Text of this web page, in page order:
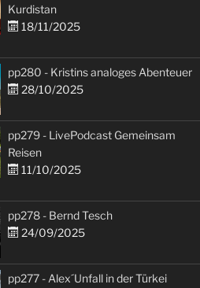
Kurdistan
18/11/2025
pp280 - Kristins analoges Abenteuer
28/10/2025
pp279 - LivePodcast Gemeinsam
Reisen
11/10/2025
pp278 - Bernd Tesch
24/09/2025
pp277 - Alex´Unfall in der Türkei